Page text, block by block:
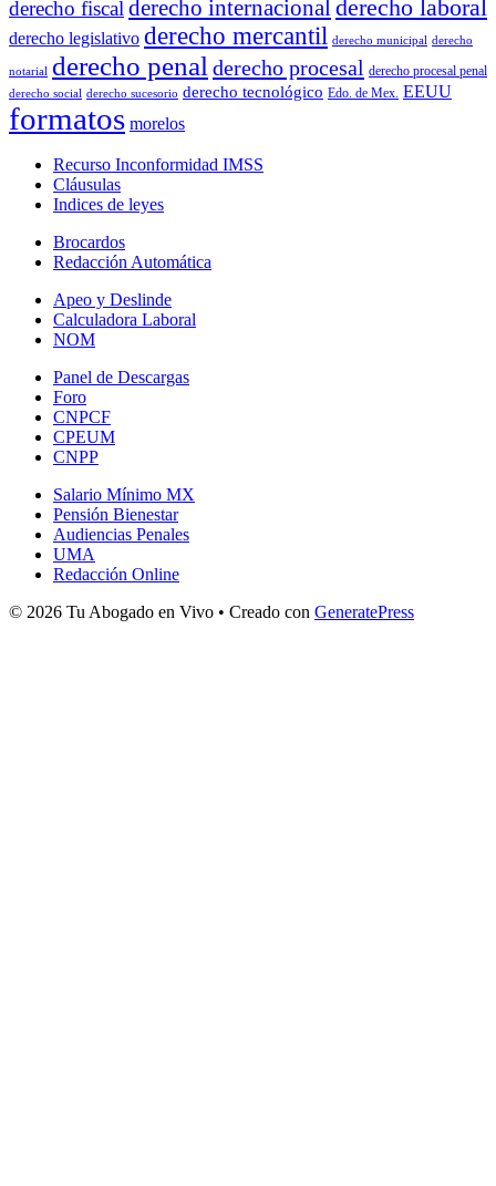
derecho fiscal derecho internacional derecho laboral
derecho legislativo derecho mercantil derecho municipal derecho
notarial derecho penal derecho procesal derecho procesal penal
derecho social derecho sucesorio derecho tecnológico Edo. de Mex. EEUU
formatos morelos
Recurso Inconformidad IMSS
Cláusulas
Indices de leyes
Brocardos
Redacción Automática
Apeo y Deslinde
Calculadora Laboral
NOM
Panel de Descargas
Foro
CNPCF
CPEUM
CNPP
Salario Mínimo MX
Pensión Bienestar
Audiencias Penales
UMA
Redacción Online
© 2026 Tu Abogado en Vivo • Creado con GeneratePress